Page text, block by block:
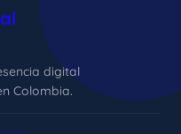
digital
Colombia.